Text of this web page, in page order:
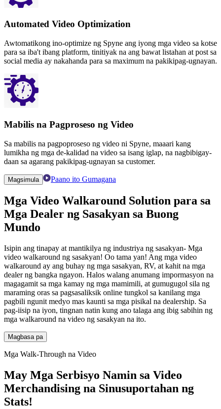
Automated Video Optimization
Awtomatikong ino-optimize ng Spyne ang iyong mga video sa kotse
para sa iba't ibang platform, tinitiyak na ang bawat listahan at post sa
social media ay nakahanda para sa maximum na pakikipag-ugnayan.
Mabilis na Pagproseso ng Video
Sa mabilis na pagpoproseso ng video ni Spyne, maaari kang
lumikha ng mga de-kalidad na video sa isang iglap, na nagbibigay-
daan sa agarang pakikipag-ugnayan sa customer.
Magsimula Paano ito Gumagana
Mga Video Walkaround Solution para sa
Mga Dealer ng Sasakyan sa Buong
Mundo
Isipin ang tinapay at mantikilya ng industriya ng sasakyan- Mga
video walkaround ng sasakyan! Oo tama yan! Ang mga video
walkaround ay ang buhay ng mga sasakyan, RV, at kahit na mga
dealer ng bangka ngayon. Halos walang anumang impormasyon na
magagamit sa mga kamay ng mga mamimili, at gumugugol sila ng
maraming oras sa pagsasaliksik online tungkol sa kanilang mga
pagbili ngunit medyo mas kaunti sa mga pisikal na dealership. Sa
pag-iisip na iyon, tingnan natin kung ano talaga ang ibig sabihin ng
mga walkaround na video ng sasakyan na ito.
Magbasa pa
Mga Walk-Through na Video
May Mga Serbisyo Namin sa Video
Merchandising na Sinusuportahan ng
Stats!